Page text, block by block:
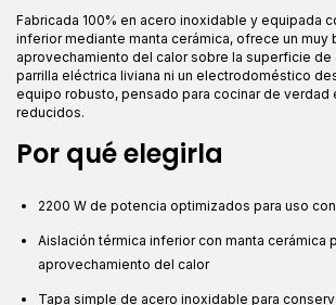
Fabricada 100% en acero inoxidable y equipada
inferior mediante manta cerámica, ofrece un muy
aprovechamiento del calor sobre la superficie de
parrilla eléctrica liviana ni un electrodoméstico
equipo robusto, pensado para cocinar de verdad
reducidos.
Por qué elegirla
2200 W de potencia optimizados para uso
Aislación térmica inferior con manta cerámica
aprovechamiento del calor
Tapa simple de acero inoxidable para